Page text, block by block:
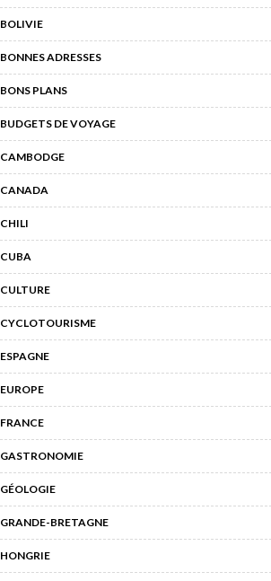
BOLIVIE
BONNES ADRESSES
BONS PLANS
BUDGETS DE VOYAGE
CAMBODGE
CANADA
CHILI
CUBA
CULTURE
CYCLOTOURISME
ESPAGNE
EUROPE
FRANCE
GASTRONOMIE
GÉOLOGIE
GRANDE-BRETAGNE
HONGRIE